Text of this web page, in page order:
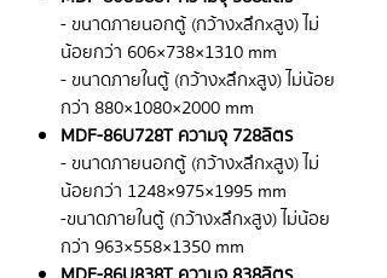
- ขนาดภายนอกตู้ (กว้างxลึกxสูง) ไม่
น้อยกว่า 606×738×1310 mm
- ขนาดภายในตู้ (กว้างxลึกxสูง) ไม่น้อย
กว่า 880×1080×2000 mm
MDF-86U728T ความจุ 728 ลิตร
- ขนาดภายนอกตู้ (กว้างxลึกxสูง) ไม่
น้อยกว่า 1248×975×1995 mm
- ขนาดภายในตู้ (กว้างxลึกxสูง) ไม่น้อย
กว่า 963×558×1350 mm